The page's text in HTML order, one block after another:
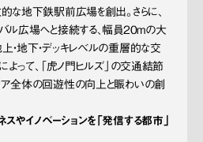
な地下鉄駅前広場を創出。さらに、
ル広場へと接続する、幅員20mの大
・地下・デッキレベルの重層的な交
よって、「虎ノ門ヒルズ」の交通結節
ア全体の回遊性の向上と賑わいの創
やイノベーションを「発信する都市」